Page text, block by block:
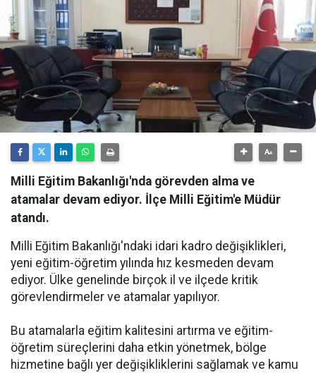
Milli Eğitim Bakanlığı'nda görevden alma ve
atamalar devam ediyor. İlçe Milli Eğitim'e Müdür
atandı.
Milli Eğitim Bakanlığı'ndaki idari kadro değişiklikleri,
yeni eğitim-öğretim yılında hız kesmeden devam
ediyor. Ülke genelinde birçok il ve ilçede kritik
görevlendirmeler ve atamalar yapılıyor.
Bu atamalarla eğitim kalitesini artırma ve eğitim-
öğretim süreçlerini daha etkin yönetmek, bölge
hizmetine bağlı yer değişikliklerini sağlamak ve kamu